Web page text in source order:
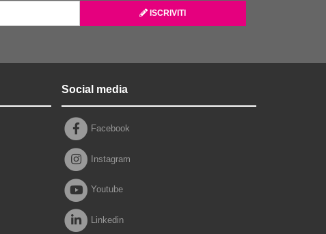
ISCRIVITI
Social media
Facebook
Instagram
Youtube
Linkedin